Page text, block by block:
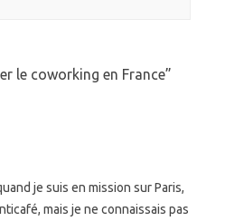
le coworking en France”
je suis en mission sur Paris,
mais je ne connaissais pas